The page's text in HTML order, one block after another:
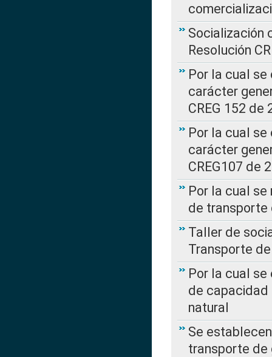
Socialización
Resolución
Por la cual
carácter
CREG 152 de
Por la cual
carácter
CREG107 de
Por la cual
de transporte
Taller de
Transporte
Por la cual
de capacidad
natural
Se
transporte de